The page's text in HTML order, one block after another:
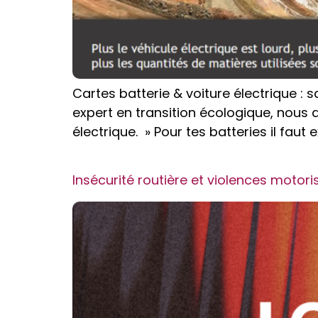
Cartes batterie & voiture électrique :
expert en transition écologique,
électrique. » Pour tes batteries il faut
Insécurité routière et violences